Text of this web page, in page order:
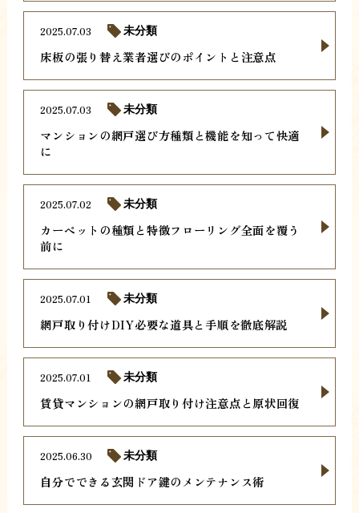
床板の張り替え業者選びのポイントと注意点
2025.07.03 未分類
マンションの網戸選び方種類と機能を知って快適
に
2025.07.03 未分類
カーペットの種類と特徴フローリング全面を覆う
前に
2025.07.02 未分類
網戸取り付けDIY必要な道具と手順を徹底解説
2025.07.01 未分類
賃貸マンションの網戸取り付け注意点と原状回復
2025.07.01 未分類
自分でできる玄関ドア鍵のメンテナンス術
2025.06.30 未分類